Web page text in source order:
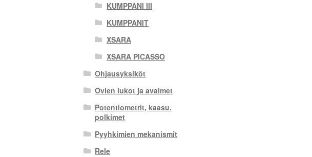
KUMPPANI III
KUMPPANIT
XSARA
XSARA PICASSO
Ohjausyksiköt
Ovien lukot ja avaimet
Potentiometrit, kaasu.
polkimet
Pyyhkimien mekanismit
Rele